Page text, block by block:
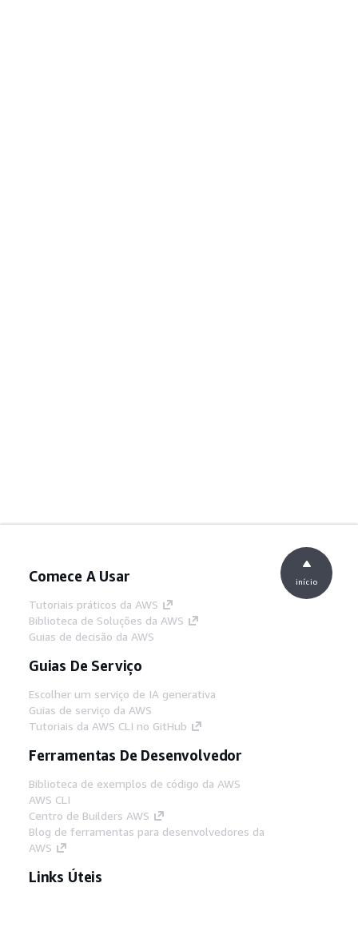
Comece A Usar
Tutoriais práticos da AWS
Biblioteca de Soluções da AWS
Guias de decisão da AWS
Guias De Serviço
Escolher um serviço de IA generativa
Guias de serviço da AWS
Tutoriais da AWS CLI no GitHub
Ferramentas De Desenvolvedor
Biblioteca de exemplos de código da AWS
AWS CLI
Centro de Builders AWS
Blog de ferramentas para desenvolvedores da
AWS
Links Úteis
início